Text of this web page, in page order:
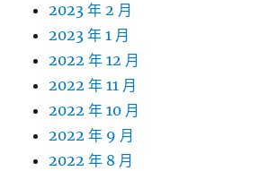
2023 年 2 月
2023 年 1 月
2022 年 12 月
2022 年 11 月
2022 年 10 月
2022 年 9 月
2022 年 8 月